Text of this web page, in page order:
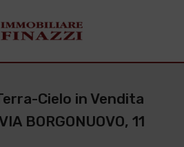
Cielo in Vendita
BORGONUOVO, 11